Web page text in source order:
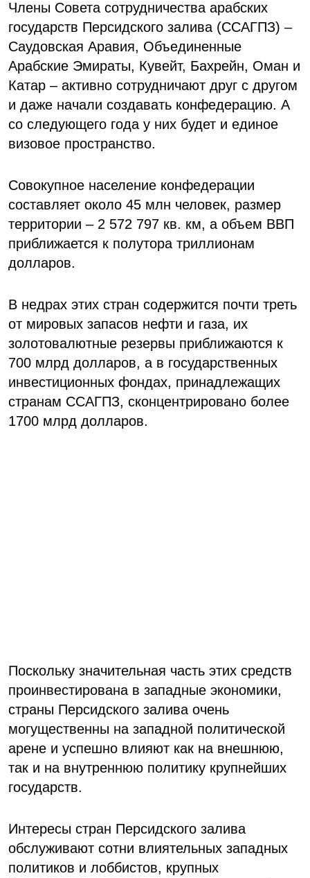
Члены Совета сотрудничества арабских
государств Персидского залива (ССАГПЗ) –
Саудовская Аравия, Объединенные
Арабские Эмираты, Кувейт, Бахрейн, Оман и
Катар – активно сотрудничают друг с другом
и даже начали создавать конфедерацию. А
со следующего года у них будет и единое
визовое пространство.
Совокупное население конфедерации
составляет около 45 млн человек, размер
территории – 2 572 797 кв. км, а объем ВВП
приближается к полутора триллионам
долларов.
В недрах этих стран содержится почти треть
от мировых запасов нефти и газа, их
золотовалютные резервы приближаются к
700 млрд долларов, а в государственных
инвестиционных фондах, принадлежащих
странам ССАГПЗ, сконцентрировано более
1700 млрд долларов.
Поскольку значительная часть этих средств
проинвестирована в западные экономики,
страны Персидского залива очень
могущественны на западной политической
арене и успешно влияют как на внешнюю,
так и на внутреннюю политику крупнейших
государств.
Интересы стран Персидского залива
обслуживают сотни влиятельных западных
политиков и лоббистов, крупных